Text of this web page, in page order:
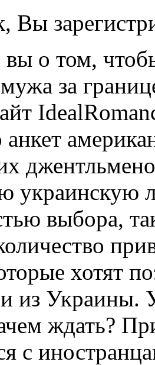
о том,
за
украинскую
выбора,
хотят
из Украины.
ждать?
с